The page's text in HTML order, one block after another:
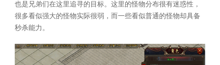
也是兄弟们在这里追寻的目标。这里的怪物分布很有迷惑性，
很多看似强大的怪物实际很弱，而一些看似普通的怪物却具备
秒杀能力。